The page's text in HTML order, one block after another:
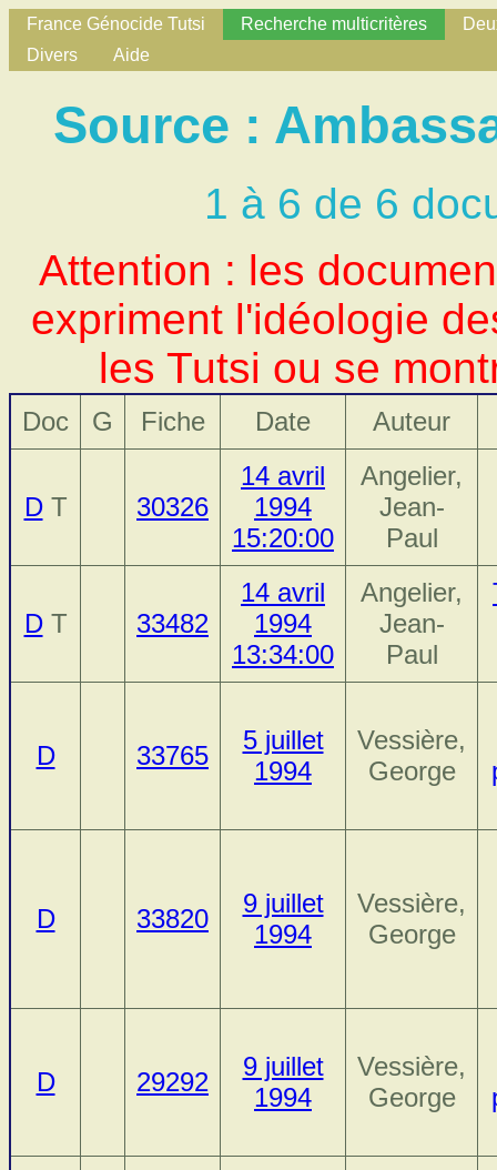
France Génocide Tutsi Recherche multicritères
Divers
Aide
Source :
1 à 6 de 6
Attention : les
expriment l'idéologie
les Tutsi ou se
Doc G Fiche Date Auteur
DT 30326
14 avril
1994
15:20:00
Angelier,
Jean-
Paul
DT 33482
14 avril
1994
13:34:00
Angelier,
Jean-
Paul
D 33765
5 juillet
1994
Vessière,
George
D 33820
9 juillet
1994
Vessière,
George
D 29292
9 juillet
1994
Vessière,
George